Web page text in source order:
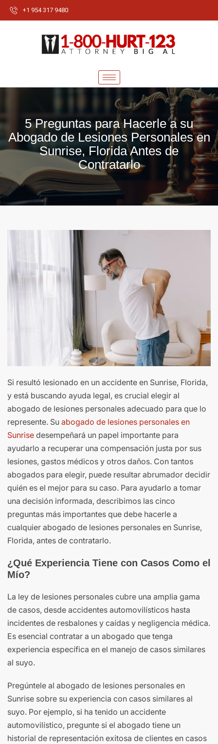
+1 954 317 9480
5 Preguntas para Hacerle a su
Abogado de Lesiones Personales en
Sunrise, Florida Antes de
Contratarlo
Si resultó lesionado en un accidente en Sunrise, Florida,
y está buscando ayuda legal, es crucial elegir al
abogado de lesiones personales adecuado para que lo
represente. Su abogado de lesiones personales en
Sunrise desempeñará un papel importante para
ayudarlo a recuperar una compensación justa por sus
lesiones, gastos médicos y otros daños. Con tantos
abogados para elegir, puede resultar abrumador decidir
quién es el mejor para su caso. Para ayudarlo a tomar
una decisión informada, describimos las cinco
preguntas más importantes que debe hacerle a
cualquier abogado de lesiones personales en Sunrise,
Florida, antes de contratarlo.
¿Qué Experiencia Tiene con Casos Como el
Mío?
La ley de lesiones personales cubre una amplia gama
de casos, desde accidentes automovilísticos hasta
incidentes de resbalones y caídas y negligencia médica.
Es esencial contratar a un abogado que tenga
experiencia específica en el manejo de casos similares
al suyo.
Pregúntele al abogado de lesiones personales en
Sunrise sobre su experiencia con casos similares al
suyo. Por ejemplo, si ha tenido un accidente
automovilístico, pregunte si el abogado tiene un
historial de representación exitosa de clientes en casos